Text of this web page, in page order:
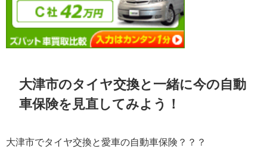
大津市のタイヤ交換と一緒に今の自動
車保険を見直してみよう！
大津市でタイヤ交換と愛車の自動車保険？？？